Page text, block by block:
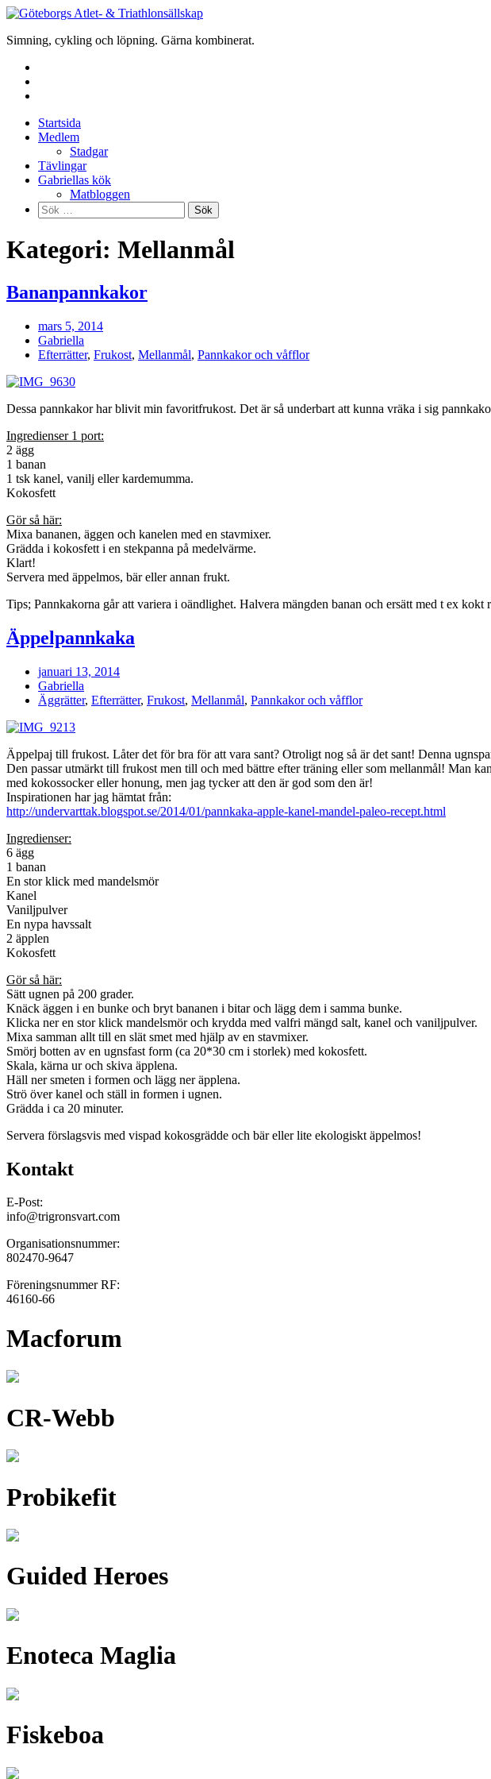
Skip
content
Simning, cykling och löpning. Gärna kombinerat.
Startsida
Medlem
Stadgar
Tävlingar
Gabriellas kök
Matbloggen
Sök
efter:
Kategori: Mellanmål
Bananpannkakor
mars 5, 2014
Gabriella
Efterrätter, Frukost, Mellanmål, Pannkakor och våfflor
Dessa pannkakor har blivit min favoritfrukost. Det är så underbart att kunna vräka i sig
Ingredienser 1 port:
2 ägg
1 banan
1 tsk kanel, vanilj eller kardemumma.
Kokosfett
Gör så här:
Mixa bananen, äggen och kanelen med en stavmixer.
Grädda i kokosfett i en stekpanna på medelvärme.
Klart!
Servera med äppelmos, bär eller annan frukt.
Tips; Pannkakorna går att variera i oändlighet. Halvera mängden banan och ersätt med t ex kokt
Äppelpannkaka
januari 13, 2014
Gabriella
Äggrätter, Efterrätter, Frukost, Mellanmål, Pannkakor och våfflor
Äppelpaj till frukost. Låter det för bra för att vara sant? Otroligt nog så är det sant! Denna
Den passar utmärkt till frukost men till och med bättre efter träning eller som mellanmål! Man
med kokossocker eller honung, men jag tycker att den är god som den är!
Inspirationen har jag hämtat från:
http://undervarttak.blogspot.se/2014/01/pannkaka-apple-kanel-mandel-paleo-recept.html
Ingredienser:
6 ägg
1 banan
En stor klick med mandelsmör
Kanel
Vaniljpulver
En nypa havssalt
2 äpplen
Kokosfett
Gör så här:
Sätt ugnen på 200 grader.
Knäck äggen i en bunke och bryt bananen i bitar och lägg dem i samma bunke.
Klicka ner en stor klick mandelsmör och krydda med valfri mängd salt, kanel och vaniljpulver.
Mixa samman allt till en slät smet med hjälp av en stavmixer.
Smörj botten av en ugnsfast form (ca 20*30 cm i storlek) med kokosfett.
Skala, kärna ur och skiva äpplena.
Häll ner smeten i formen och lägg ner äpplena.
Strö över kanel och ställ in formen i ugnen.
Grädda i ca 20 minuter.
Servera förslagsvis med vispad kokosgrädde och bär eller lite ekologiskt äppelmos!
Kontakt
E-Post:
info@trigronsvart.com
Organisationsnummer:
802470-9647
Föreningsnummer RF:
46160-66
Macforum
CR-Webb
Probikefit
Guided Heroes
Enoteca Maglia
Fiskeboa